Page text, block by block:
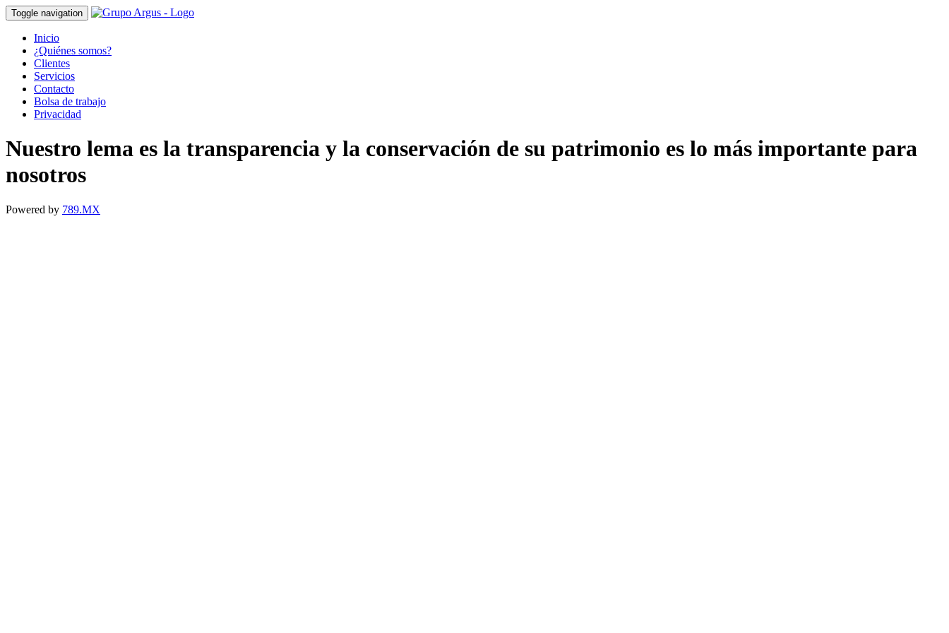
Toggle navigation
Inicio
¿Quiénes somos?
Clientes
Servicios
Contacto
Bolsa de trabajo
Privacidad
Nuestro lema es la transparencia y la conservación de su patrimonio es lo más importante para
nosotros
Powered by 789.MX